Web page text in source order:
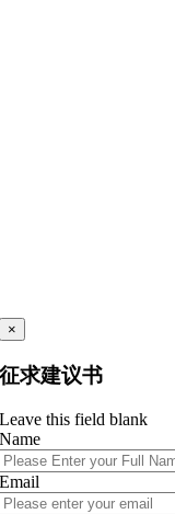
×
征求建议书
Leave this field blank
Name
Email